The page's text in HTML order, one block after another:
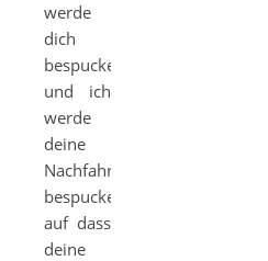
werde
dich
bespucken
und ich
werde
deine
Nachfahren
bespucken,
auf dass
deine